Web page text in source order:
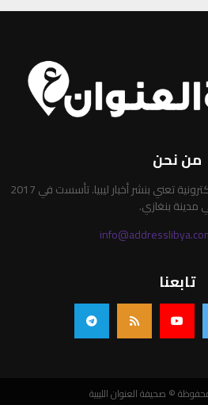
من نحن
صحيفة العنوان الليبية صحيفة إلكترونية تعني بنشر أخبار ليبيا. تأسست في 2017
مدينة بنغازي.
تابعنا
© صحيفة العنوان الليبية